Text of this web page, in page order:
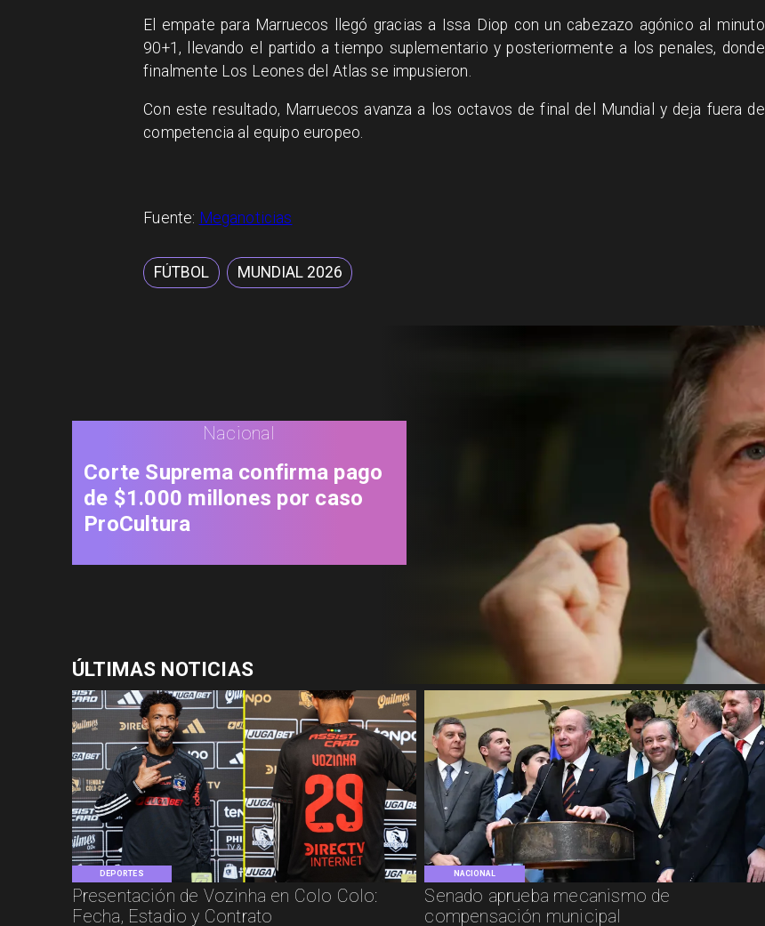
El empate para Marruecos llegó gracias a Issa Diop con un cabezazo agónico al minuto
90+1, llevando el partido a tiempo suplementario y posteriormente a los penales, donde
finalmente Los Leones del Atlas se impusieron.
Con este resultado, Marruecos avanza a los octavos de final del Mundial y deja fuera de
competencia al equipo europeo.
Fuente: Meganoticias
FÚTBOL MUNDIAL 2026
DEPORTES
Presentación de Vozinha en Colo Colo:
Fecha, Estadio y Contrato
NACIONAL
Senado aprueba mecanismo de
compensación municipal
Nacional
Corte Suprema confirma pago
de $1.000 millones por caso
ProCultura
ÚLTIMAS NOTICIAS